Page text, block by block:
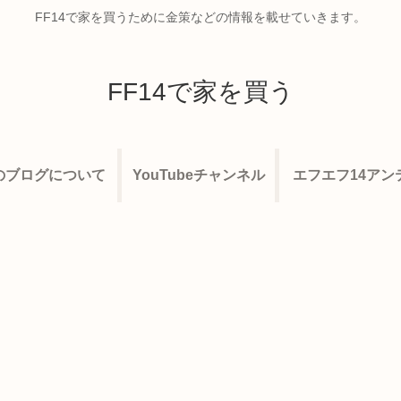
FF14で家を買うために金策などの情報を載せていきます。
FF14で家を買う
ブログについて YouTubeチャンネル エフエフ14アン